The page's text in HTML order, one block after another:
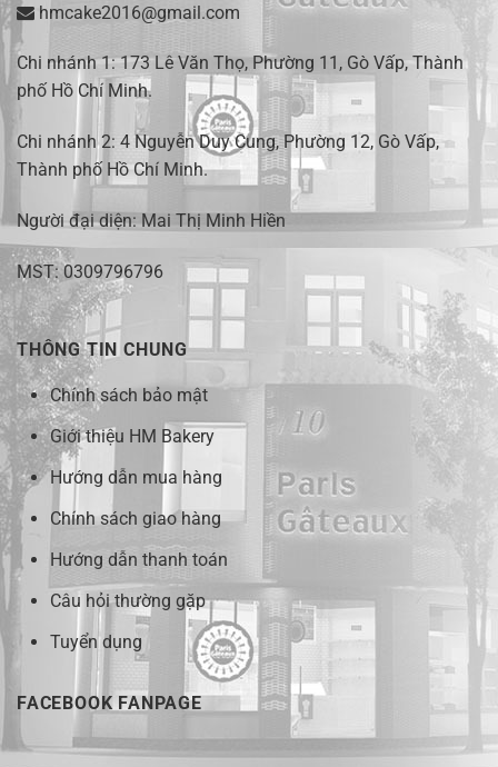
hmcake2016@gmail.com
Chi nhánh 1:173 Lê Văn Thọ, Phường 11, Gò Vấp, Thành
phố Hồ Chí Minh.
Chi nhánh 2: 4 Nguyễn Duy Cung, Phường 12, Gò Vấp,
Thành phố Hồ Chí Minh.
Người đại diện: Mai Thị Minh Hiền
MST: 0309796796
THÔNG TIN CHUNG
Chính sách bảo mật
Giới thiệu HM Bakery
Hướng dẫn mua hàng
Chính sách giao hàng
Hướng dẫn thanh toán
Câu hỏi thường gặp
Tuyển dụng
FACEBOOK FANPAGE